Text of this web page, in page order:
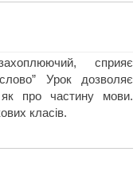
сприяє
Урок дозволяє
про частину мови.
класів.